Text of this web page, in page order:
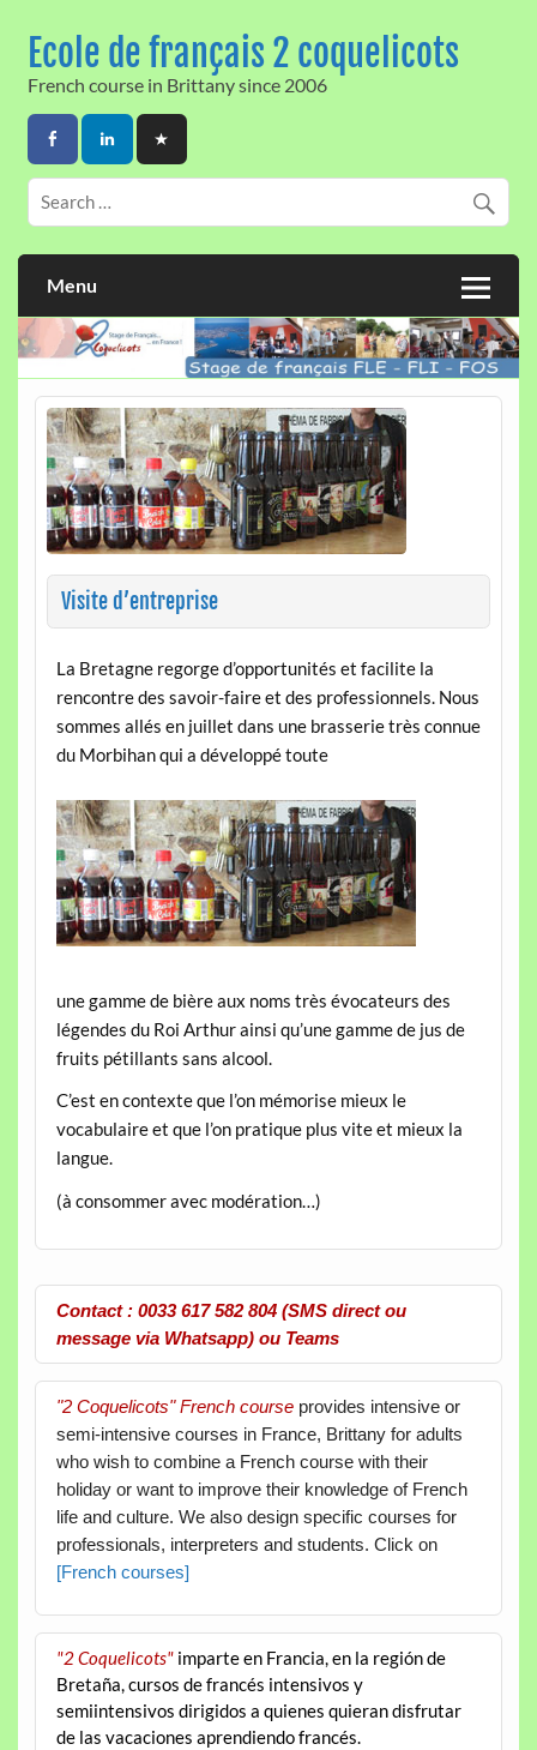
contentEcole de français 2 coquelicots
French course in Brittany since 2006
Menu
Visite d’entreprise
La Bretagne regorge d’opportunités et facilite la
rencontre des savoir-faire et des professionnels. Nous
sommes allés en juillet dans une brasserie très connue
du Morbihan qui a développé toute
une gamme de bière aux noms très évocateurs des
légendes du Roi Arthur ainsi qu’une gamme de jus de
fruits pétillants sans alcool.
C’est en contexte que l’on mémorise mieux le
vocabulaire et que l’on pratique plus vite et mieux la
langue.
(à consommer avec modération…)
Contact : 0033 617 582 804 (SMS direct ou
message via Whatsapp) ou Teams
"2 Coquelicots" French courseprovides intensive or
semi-intensive courses in France, Brittany for adults
who wish to combine a French course with their
holiday or want to improve their knowledge of French
life and culture. We also design specific courses for
professionals, interpreters and students. Click on
[French courses]
"2 Coquelicots"imparte en Francia, en la región de
Bretaña, cursos de francés intensivos y
semiintensivos dirigidos a quienes quieran disfrutar
de las vacaciones aprendiendo francés.